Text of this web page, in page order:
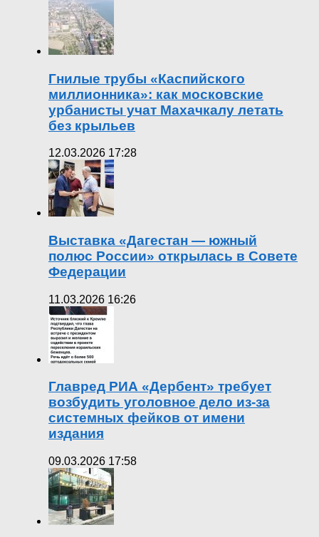
Гнилые трубы «Каспийского
миллионника»: как московские
урбанисты учат Махачкалу летать
без крыльев
12.03.2026 17:28
Выставка «Дагестан — южный
полюс России» открылась в Совете
Федерации
11.03.2026 16:26
Главред РИА «Дербент» требует
возбудить уголовное дело из-за
системных фейков от имени
издания
09.03.2026 17:58